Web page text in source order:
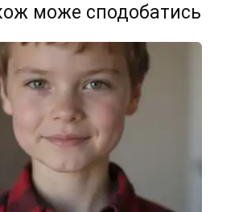
може сподобатись